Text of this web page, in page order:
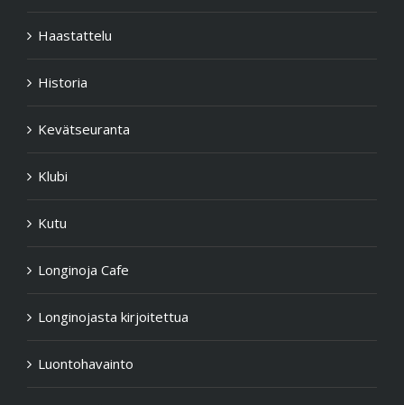
Haastattelu
Historia
Kevätseuranta
Klubi
Kutu
Longinoja Cafe
Longinojasta kirjoitettua
Luontohavainto